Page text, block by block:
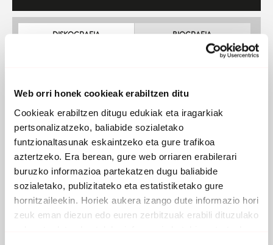
Web orri honek cookieak erabiltzen ditu
Cookieak erabiltzen ditugu edukiak eta iragarkiak
pertsonalizatzeko, baliabide sozialetako
funtzionaltasunak eskaintzeko eta gure trafikoa
aztertzeko. Era berean, gure web orriaren erabilerari
buruzko informazioa partekatzen dugu baliabide
sozialetako, publizitateko eta estatistiketako gure
hornitzaileekin. Horiek aukera izango dute informazio hori
zeuk eman diezun edo euren zerbitzuak erabili dituzulako
DISKOGRAFIA BIOGRAFIA